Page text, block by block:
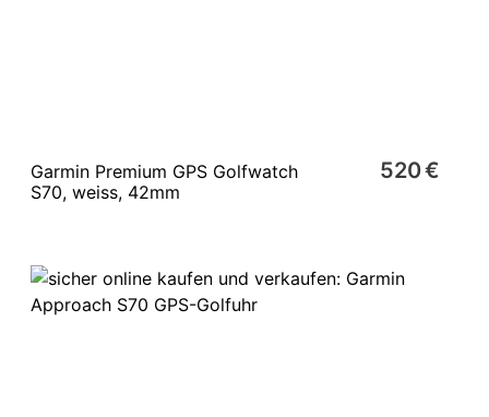
Garmin Premium GPS Golfwatch
S70, weiss, 42mm
520 €